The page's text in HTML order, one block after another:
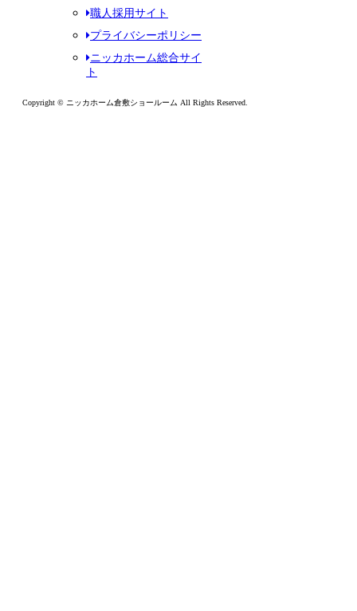
職人採用サイト
プライバシーポリシー
ニッカホーム総合サイ
ト
Copyright © ニッカホーム倉敷ショールーム All Rights Reserved.